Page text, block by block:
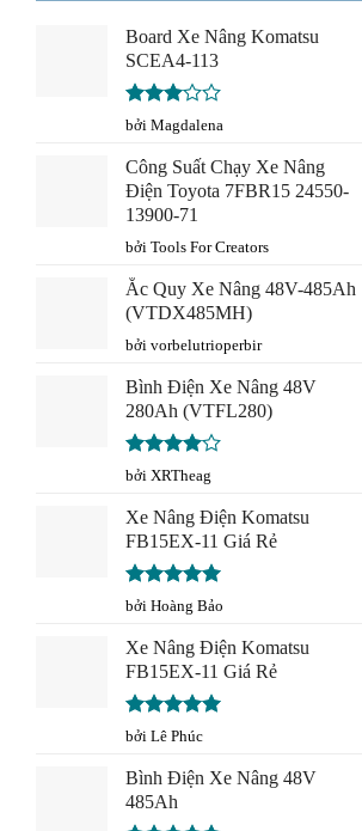
Board Xe Nâng Komatsu
SCEA4-113
Được
hạng 3
5 sao
bởi Magdalena
Công Suất Chạy Xe Nâng
Điện Toyota 7FBR15 24550-
13900-71
bởi Tools For Creators
Ắc Quy Xe Nâng 48V-485Ah
(VTDX485MH)
bởi vorbelutrioperbir
Bình Điện Xe Nâng 48V
280Ah (VTFL280)
Được
45 sao
bởi XRTheag
Xe Nâng Điện Komatsu
FB15EX-11 Giá Rẻ
Được xếp
5
sao
bởi Hoàng Bảo
Xe Nâng Điện Komatsu
FB15EX-11 Giá Rẻ
Được xếp
sao
bởi Lê Phúc
Bình Điện Xe Nâng 48V
485Ah